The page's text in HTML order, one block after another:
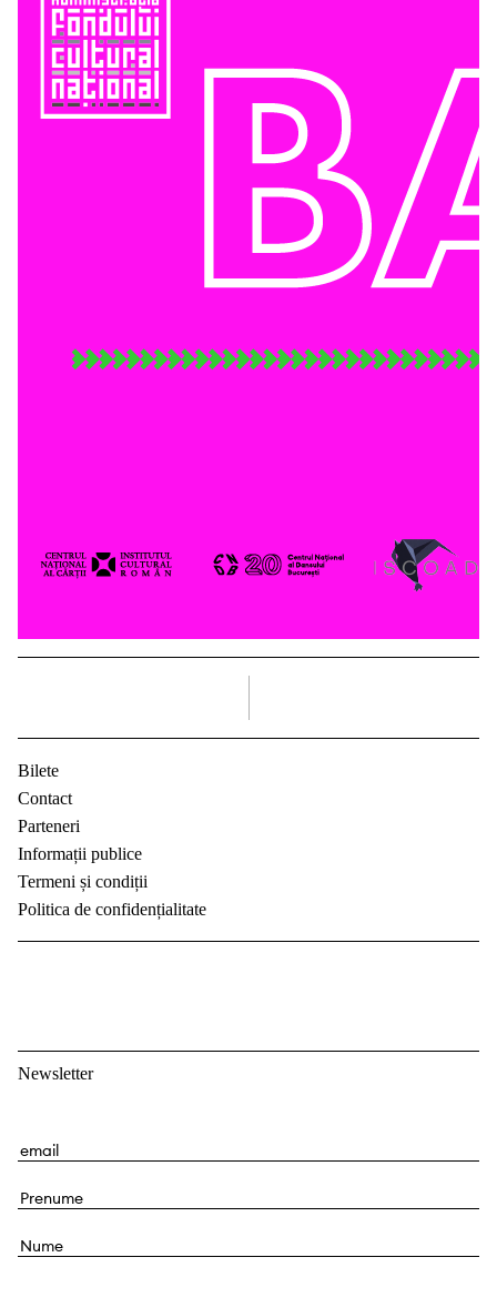
Bilete
Contact
Parteneri
Informații publice
Termeni și condiții
Politica de confidențialitate
Newsletter
E
a
l
P
eN